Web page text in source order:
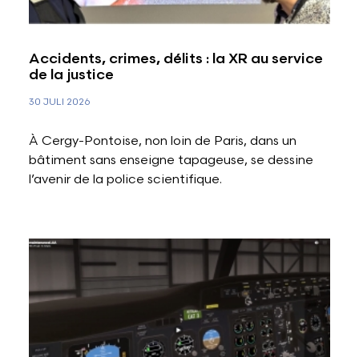
Accidents, crimes, délits : la XR au service
de la justice
30 JULI 2026
À Cergy-Pontoise, non loin de Paris, dans un
bâtiment sans enseigne tapageuse, se dessine
l’avenir de la police scientifique.